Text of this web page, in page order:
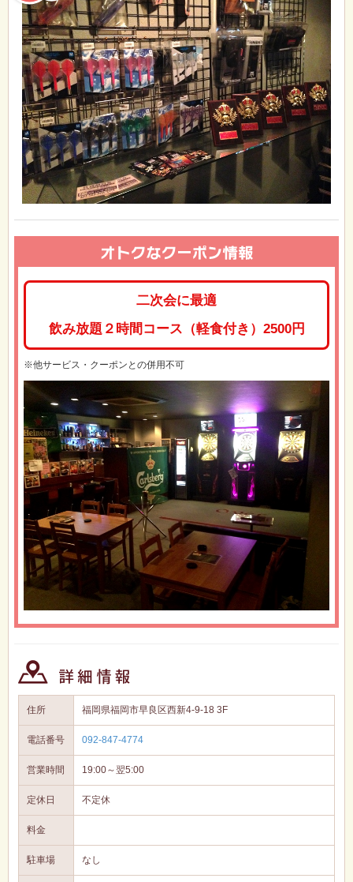
二次会に最適
飲み放題２時間コース（軽食付き）2500円
※他サービス・クーポンとの併用不可
住所 福岡県福岡市早良区西新4-9-18 3F
電話番号 092-847-4774
営業時間 19:00～翌5:00
定休日 不定休
料金
駐車場 なし